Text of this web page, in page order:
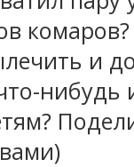
и
нибудь